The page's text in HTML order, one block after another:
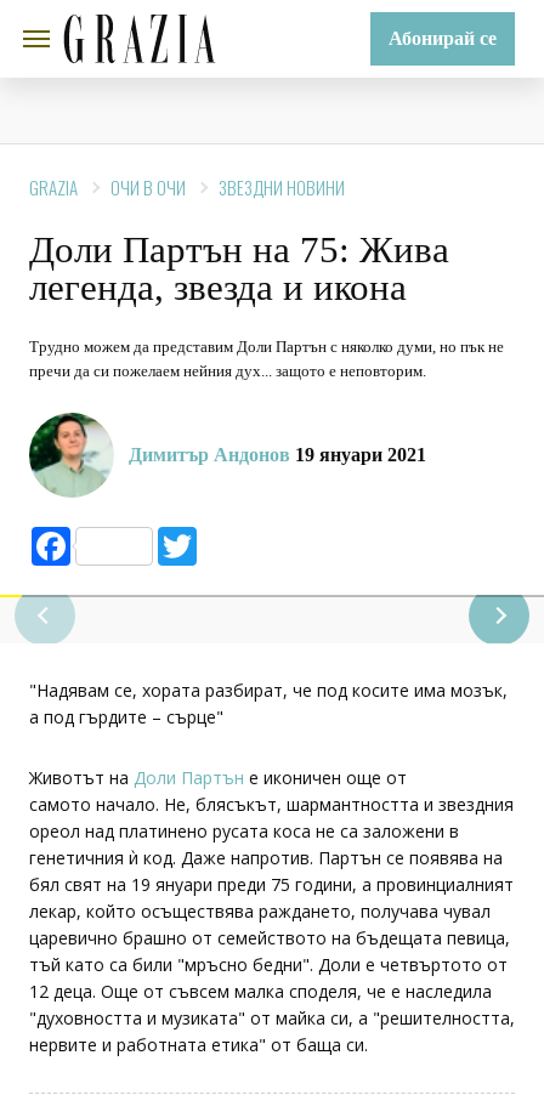
Абонирай се
GRAZIA ОЧИ В ОЧИ ЗВЕЗДНИ НОВИНИ
Доли Партън на 75: Жива
легенда, звезда и икона
Трудно можем да представим Доли Партън с няколко думи, но пък не
пречи да си пожелаем нейния дух... защото е неповторим.
Димитър Андонов 19 януари 2021
Facebook
"Надявам се, хората разбират, че под косите има мозък,
а под гърдите – сърце"
Животът на Доли Партън е иконичен още от
самото начало. Не, блясъкът, шармантността и звездния
ореол над платинено русата коса не са заложени в
генетичния ѝ код. Даже напротив. Партън се появява на
бял свят на 19 януари преди 75 години, а провинциалният
лекар, който осъществява раждането, получава чувал
царевично брашно от семейството на бъдещата певица,
тъй като са били "мръсно бедни". Доли е четвъртото от
12 деца. Още от съвсем малка споделя, че е наследила
"духовността и музиката" от майка си, а "решителността,
нервите и работната етика" от баща си.